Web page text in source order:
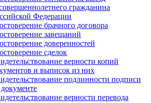
гражданина
Федерации
брачного договора
завещаний
доверенностей
сделок
верности копий
и выписок из них
подлинности подписи
верности перевода